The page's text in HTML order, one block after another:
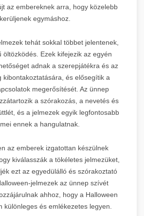
az embereknek arra, hogy közelebb
kerüljenek egymáshoz.
tehát sokkal többet jelentenek,
öltözködés. Ezek kifejezik az egyén
adnak a szerepjátékra és az
kibontakoztatására, és elősegítik a
megerősítését. Az ünnep
a szórakozás, a nevetés és
és a jelmezek egyik legfontosabb
ennek a hangulatnak.
az emberek izgatottan készülnek
kiválasszák a tökéletes jelmezüket,
ezt az egyedülálló és szórakoztató
jelmezek az ünnep szívét
ahhoz, hogy a Halloween
különleges és emlékezetes legyen.